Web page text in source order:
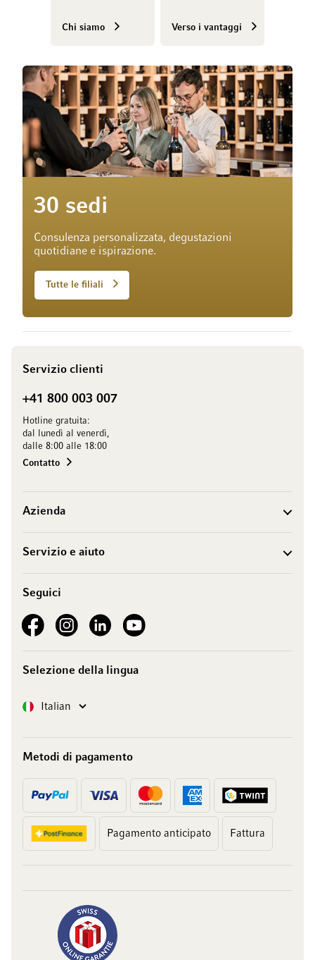
Chi siamo Verso i vantaggi
30 sedi
Consulenza personalizzata, degustazioni
quotidiane e ispirazione.
Tutte le filiali
Servizio clienti
+41 800 003 007
Hotline gratuita:
dal lunedì al venerdì,
dalle 8:00 alle 18:00
Contatto
Azienda
Servizio e aiuto
Seguici
See our FacebookSee our Instagram account
See our LinkedInSee our YouTube channel
Selezione della lingua
Lingua Italian
Metodi di pagamento
Pagamento anticipato Fattura